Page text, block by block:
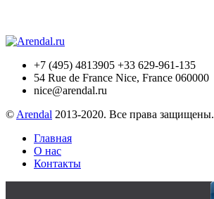
+7 (495) 4813905 +33 629-961-135
54 Rue de France Nice, France 060000
nice@arendal.ru
© Arendal 2013-2020. Все права защищены.
Главная
О нас
Контакты